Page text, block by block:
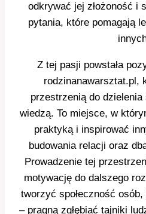
odkrywać jej złożoność i
pytania, które pomagają
Z tej pasji powstała
rodzinanawarsztat.pl,
przestrzenią do
wiedzą. To miejsce, w
praktyką i inspirować
budowania relacji oraz
Prowadzenie tej
motywację do dalszego
tworzyć społeczność
– pragną zgłębiać tajniki